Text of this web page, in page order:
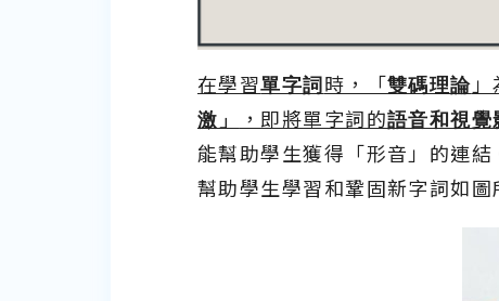
在學習單字詞 時，「 雙碼理論」
激」
，即將單字詞的語音和視覺
能幫助學生獲得「形音」的連
幫助學生學習和鞏固新字詞如圖